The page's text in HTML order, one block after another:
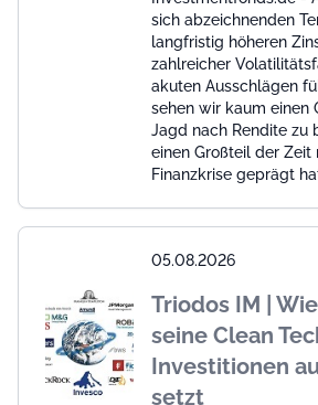
sich abzeichnenden
langfristig höheren
zahlreicher
akuten Ausschlägen
sehen wir kaum einen
Jagd nach Rendite zu
einen Großteil der
Finanzkrise geprägt
05.08.2026
Triodos IM |
seine Clean
Investitionen
setzt